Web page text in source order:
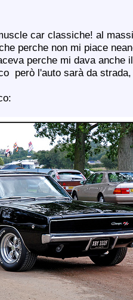
car classiche! al
perche non mi piace
perche mi dava
però l'auto sarà da